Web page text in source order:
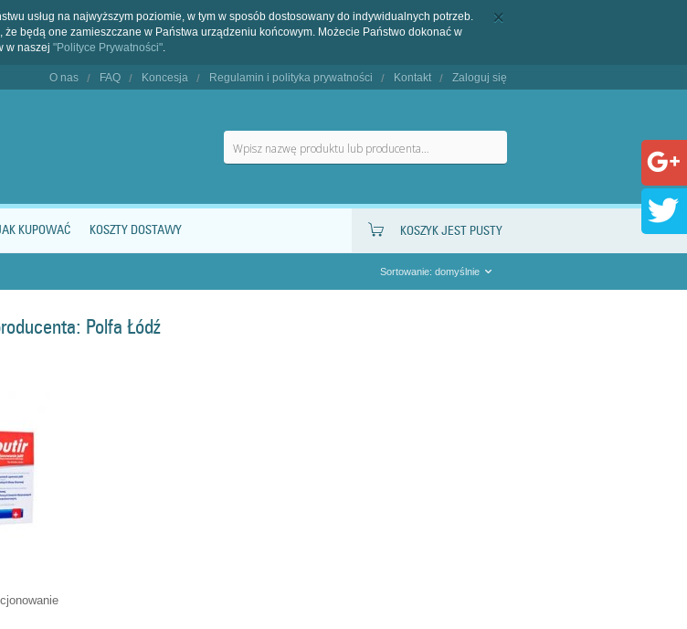
usług na najwyższym poziomie, w tym w sposób dostosowany do indywidualnych potrzeb.
będą one zamieszczane w Państwa urządzeniu końcowym. Możecie Państwo dokonać w
w naszej "Polityce Prywatności".
O nas FAQ Koncesja Regulamin i polityka prywatności Kontakt Zaloguj się
KOSZYK JEST PUSTY
KUPOWAĆ KOSZTY DOSTAWY
Polfa Łódź
Sortowanie: domyślnie